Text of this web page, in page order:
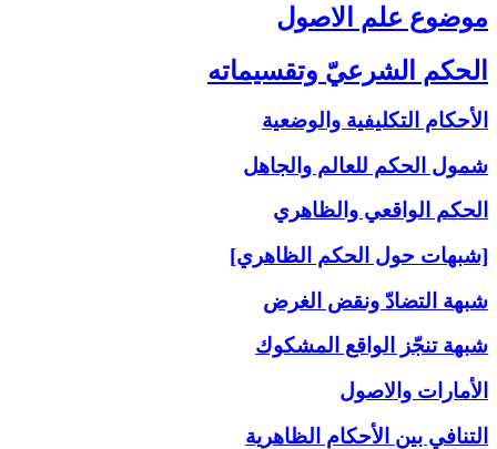
موضوع علم الاصول‏
الحكم الشرعيّ وتقسيماته‏
الأحكام التكليفية والوضعية
شمول الحكم للعالم والجاهل
الحكم الواقعي والظاهري
[شبهات حول الحكم الظاهري]
شبهة التضادّ ونقض الغرض
شبهة تنجّز الواقع المشكوك
الأمارات والاصول
التنافي بين الأحكام الظاهرية